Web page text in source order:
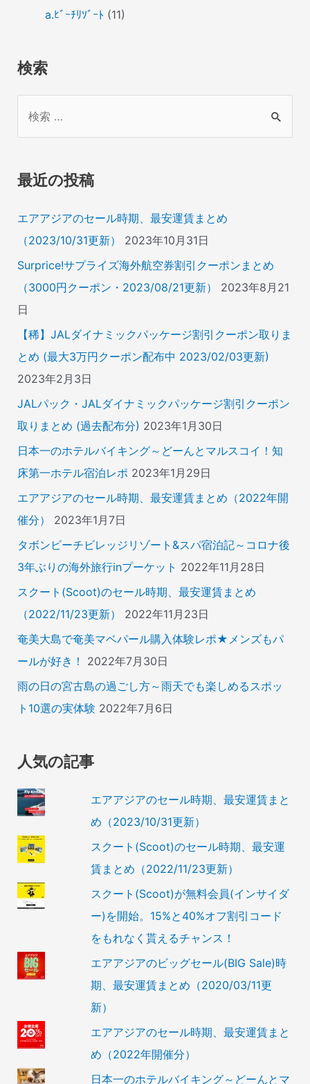
a.ﾋﾞｰﾁﾘｿﾞｰﾄ (11)
検索
象
最近の投稿
エアアジアのセール時期、最安運賃まとめ
（2023/10/31更新）
2023年10月31日
Surprice!サプライズ海外航空券割引クーポンまとめ
（3000円クーポン・2023/08/21更新）
2023年8月21
日
【稀】JALダイナミックパッケージ割引クーポン取りま
とめ (最大3万円クーポン配布中 2023/02/03更新)
2023年2月3日
JALパック・JALダイナミックパッケージ割引クーポン
取りまとめ (過去配布分) 2023年1月30日
日本一のホテルバイキング～どーんとマルスコイ！知
床第一ホテル宿泊レポ 2023年1月29日
エアアジアのセール時期、最安運賃まとめ（2022年開
催分）
2023年1月7日
タボンビーチビレッジリゾート&スパ宿泊記～コロナ後
3年ぶりの海外旅行inプーケット 2022年11月28日
スクート(Scoot)のセール時期、最安運賃まとめ
（2022/11/23更新）
2022年11月23日
奄美大島で奄美マベパール購入体験レポ★メンズもパ
ールが好き！
2022年7月30日
雨の日の宮古島の過ごし方～雨天でも楽しめるスポッ
ト10選の実体験 2022年7月6日
人気の記事
エアアジアのセール時期、最安運賃まと
め（2023/10/31更新）
スクート(Scoot)のセール時期、最安運
賃まとめ（2022/11/23更新）
スクート(Scoot)が無料会員(インサイダ
ー)を開始。15%と40%オフ割引コード
をもれなく貰えるチャンス！
エアアジアのビッグセール(BIG Sale)時
期、最安運賃まとめ（2020/03/11更
新）
エアアジアのセール時期、最安運賃まと
め（2022年開催分）
日本一のホテルバイキング～どーんとマ